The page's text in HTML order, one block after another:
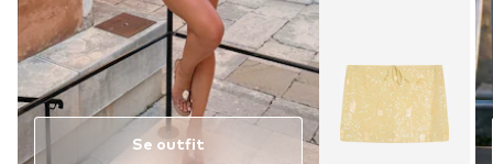
Se outfit